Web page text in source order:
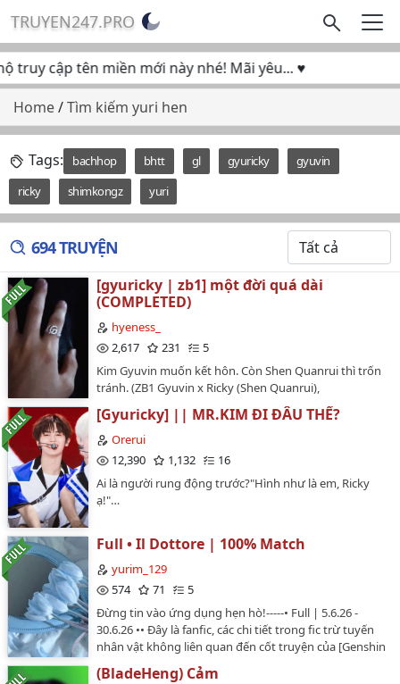
TRUYEN247.PRO
cập tên miền mới này nhé! Mãi yêu... ♥
Home/Tìm kiếm yuri hen
Tags: bachhop bhtt gl gyuricky
gyuvin
ricky
shimkongz yuri
694 TRUYỆN
[gyuricky | zb1] một đời quá dài
(COMPLETED)
hyeness_
2,617
231
5
Kim Gyuvin muốn kết hôn. Còn Shen Quanrui thì trốn
tránh. (ZB1 Gyuvin x Ricky (Shen Quanrui),
[Gyuricky] || MR.KIM ĐI ĐÂU THẾ?
Orerui
12,390
1,132
16
Ai là người rung động trước?"Hình như là em, Ricky
ạ!"…
Full • Il Dottore | 100% Match
yurim_129
574
71
5
Đừng tin vào ứng dụng hẹn hò!-----• Full | 5.6.26 -
30.6.26 •• Đây là fanfic, các chi tiết trong fic trừ tuyến
nhân vật không liên quan đến cốt truyện của [Genshin
Impact].-----Written by @yurim_129…
(BladeHeng) Cảm